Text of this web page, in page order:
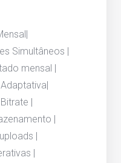
Simultâneos |
mensal |
|
|
|
|